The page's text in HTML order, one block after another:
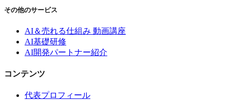
その他のサービス
AI＆売れる仕組み 動画講座
AI基礎研修
AI開発パートナー紹介
コンテンツ
代表プロフィール